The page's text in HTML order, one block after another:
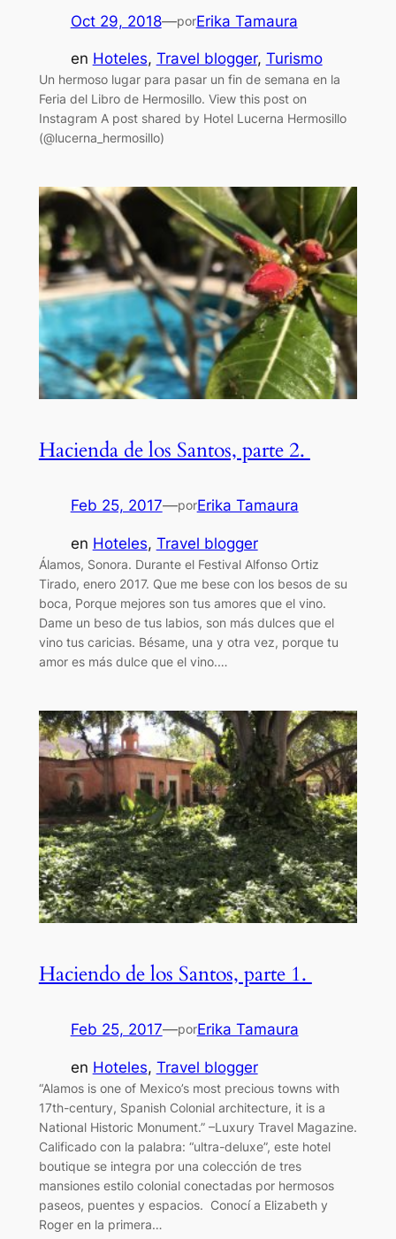
Oct 29, 2018—porErika Tamaura
en Hoteles, Travel blogger, Turismo
Un hermoso lugar para pasar un fin de semana en la
Feria del Libro de Hermosillo. View this post on
Instagram A post shared by Hotel Lucerna Hermosillo
(@lucerna_hermosillo)
Hacienda de los Santos, parte 2.
Feb 25, 2017—porErika Tamaura
en Hoteles, Travel blogger
Álamos, Sonora. Durante el Festival Alfonso Ortiz
Tirado, enero 2017. Que me bese con los besos de su
boca, Porque mejores son tus amores que el vino.
Dame un beso de tus labios, son más dulces que el
vino tus caricias. Bésame, una y otra vez, porque tu
amor es más dulce que el vino.…
Haciendo de los Santos, parte 1.
Feb 25, 2017—porErika Tamaura
en Hoteles, Travel blogger
“Alamos is one of Mexico’s most precious towns with
17th-century, Spanish Colonial architecture, it is a
National Historic Monument.” –Luxury Travel Magazine.
Calificado con la palabra: “ultra-deluxe”, este hotel
boutique se integra por una colección de tres
mansiones estilo colonial conectadas por hermosos
paseos, puentes y espacios. Conocí a Elizabeth y
Roger en la primera…